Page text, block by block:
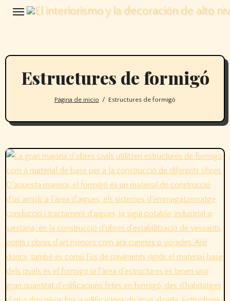
Saltar
Estructures de formigó
Página de inicio Estructures de formigó